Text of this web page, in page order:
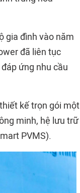
gia đình vào năm
đã liên tục
ứng nhu cầu
kế trọn gói một
minh, hệ lưu trữ
PVMS).